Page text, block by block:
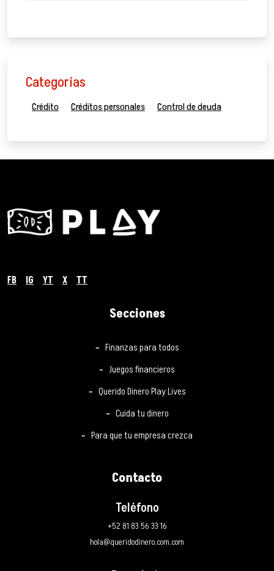
Categorías
Crédito Créditos personales Control de deuda
FB IG YT X TT
Secciones
Finanzas para todos
Juegos financieros
Querido Dinero Play Lives
Cuida tu dinero
Para que tu empresa crezca
Contacto
Teléfono
+52 81 83 56 33 16
hola@queridodinero.com.com